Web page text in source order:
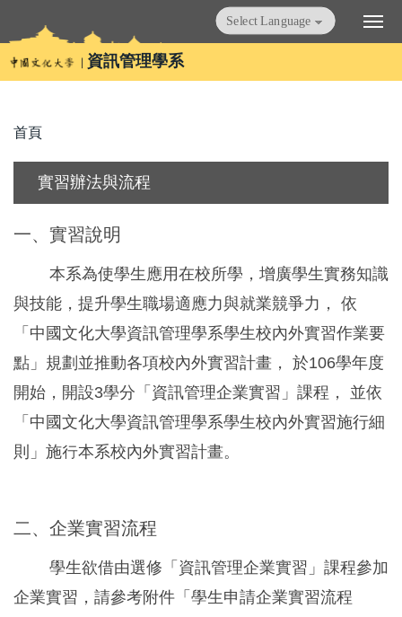
到
主
要
區
資訊管理學系
Translate
首頁
實習辦法與流程
一、實習說明
本系為使學生應用在校所學，增廣學生實務知識
與技能，提升學生職場適應力與就業競爭力， 依
「中國文化大學資訊管理學系學生校內外實習作業要
點」規劃並推動各項校內外實習計畫， 於106學年度
開始，開設3學分「資訊管理企業實習」課程， 並依
「中國文化大學資訊管理學系學生校內外實習施行細
則」施行本系校內外實習計畫。
二、企業實習流程
學生欲借由選修「資訊管理企業實習」課程參加
企業實習，請參考附件「學生申請企業實習流程